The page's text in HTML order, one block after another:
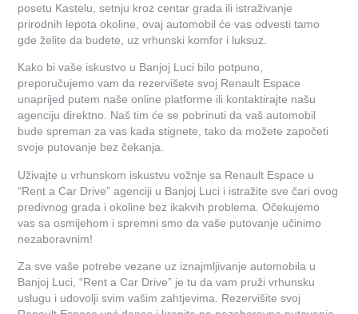
posetu Kastelu, setnju kroz centar grada ili istraživanje
prirodnih lepota okoline, ovaj automobil će vas odvesti tamo
gde želite da budete, uz vrhunski komfor i luksuz.
Kako bi vaše iskustvo u Banjoj Luci bilo potpuno,
preporučujemo vam da rezervišete svoj Renault Espace
unaprijed putem naše online platforme ili kontaktirajte našu
agenciju direktno. Naš tim će se pobrinuti da vaš automobil
bude spreman za vas kada stignete, tako da možete započeti
svoje putovanje bez čekanja.
Uživajte u vrhunskom iskustvu vožnje sa Renault Espace u
“Rent a Car Drive” agenciji u Banjoj Luci i istražite sve čari ovog
predivnog grada i okoline bez ikakvih problema. Očekujemo
vas sa osmijehom i spremni smo da vaše putovanje učinimo
nezaboravnim!
Za sve vaše potrebe vezane uz iznajmljivanje automobila u
Banjoj Luci, “Rent a Car Drive” je tu da vam pruži vrhunsku
uslugu i udovolji svim vašim zahtjevima. Rezervišite svoj